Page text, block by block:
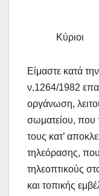
Κύριοι
Είμαστε κατά
ν.1264/1982
οργάνωση,
σωματείου, που
τους κατ’
τηλεόρασης,
τηλεοπτικούς
και τοπικής